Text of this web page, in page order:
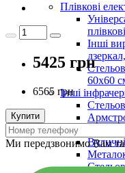
Плівкові
Інші
60х60
Інші
Вуличні
5425 грн
6565 грн
Купити
Ми передзвонимо Вам та